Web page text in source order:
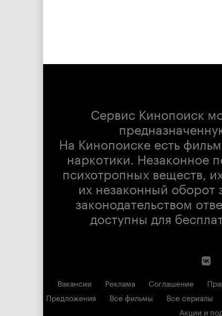
Сервис Кинопоиск
На Кинопоиске есть
наркотики. Незаконное
психотропных веществ,
их незаконный оборот
законодательством
доступны для
Вакансии Реклама Соглашение
Предложения
Все фильмы
Все сериалы
Акции и